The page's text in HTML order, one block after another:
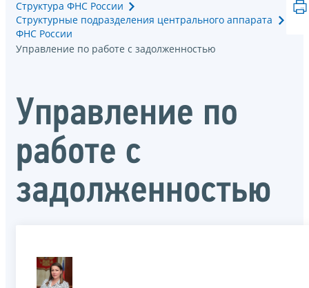
Структура ФНС России
Структурные подразделения центрального аппарата
ФНС России
Управление по работе с задолженностью
Управление по
работе с
задолженностью